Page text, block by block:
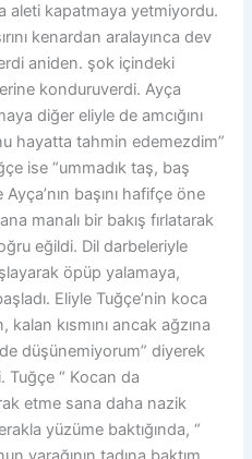
aleti kapatmaya yetmiyordu.
kenardan aralayınca dev
aniden. şok içindeki
konduruverdi. Ayça
diğer eliyle de amcığını
hayatta tahmin edemezdim”
ise “ummadık taş, baş
başını hafifçe öne
manalı bir bakış fırlatarak
eğildi. Dil darbeleriyle
öpüp yalamaya,
Eliyle Tuğçe’nin koca
kalan kısmını ancak ağzına
düşünemiyorum” diyerek
Tuğçe “ Kocan da
etme sana daha nazik
yüzüme baktığında, “